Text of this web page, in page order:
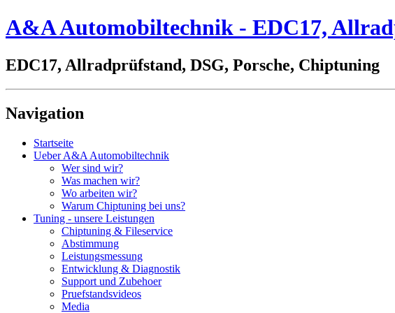
A&A Automobiltechnik - EDC17,
EDC17, Allradprüfstand, DSG, Porsche, Chiptuning
Navigation
Startseite
Ueber A&A Automobiltechnik
Wer sind wir?
Was machen wir?
Wo arbeiten wir?
Warum Chiptuning bei uns?
Tuning - unsere Leistungen
Chiptuning & Fileservice
Abstimmung
Leistungsmessung
Entwicklung & Diagnostik
Support und Zubehoer
Pruefstandsvideos
Media